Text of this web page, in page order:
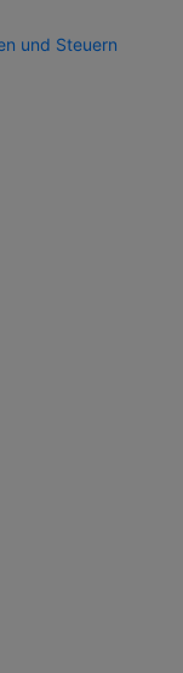
und Steuern